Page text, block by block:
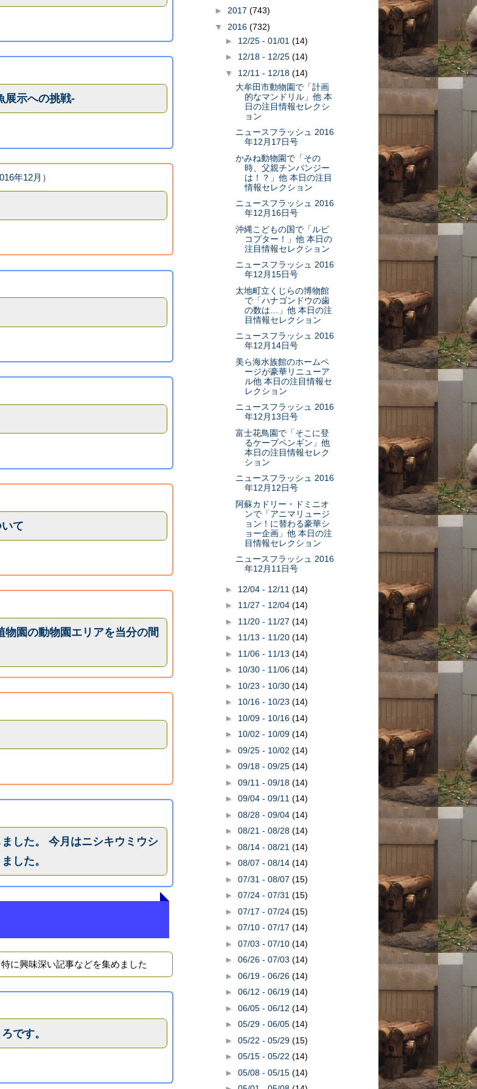
示への挑戦-
年12月）
て
園の動物園エリアを当分の間
した。 今月はニシキウミウシ
した。
に興味深い記事などを集めました
です。
► 2017 (743)
▼ 2016 (732)
► 12/25 - 01/01 (14)
► 12/18 - 12/25 (14)
▼ 12/11 - 12/18 (14)
大牟田市動物園で「計画
的なマンドリル」他 本
日の注目情報セレクシ
ョン
ニュースフラッシュ 2016
年12月17日号
かみね動物園で「その
時、父親チンパンジー
は！？」他 本日の注目
情報セレクション
ニュースフラッシュ 2016
年12月16日号
沖縄こどもの国で「ルビ
コプター！」他 本日の
注目情報セレクション
ニュースフラッシュ 2016
年12月15日号
太地町立くじらの博物館
で「ハナゴンドウの歯
の数は…」他 本日の注
目情報セレクション
ニュースフラッシュ 2016
年12月14日号
美ら海水族館のホームペ
ージが豪華リニューア
ル他 本日の注目情報セ
レクション
ニュースフラッシュ 2016
年12月13日号
富士花鳥園で「そこに登
るケープペンギン」他
本日の注目情報セレク
ション
ニュースフラッシュ 2016
年12月12日号
阿蘇カドリー・ドミニオ
ンで「アニマリュージ
ョン！に替わる豪華シ
ョー企画」他 本日の注
目情報セレクション
ニュースフラッシュ 2016
年12月11日号
► 12/04 - 12/11 (14)
► 11/27 - 12/04 (14)
► 11/20 - 11/27 (14)
► 11/13 - 11/20 (14)
► 11/06 - 11/13 (14)
► 10/30 - 11/06 (14)
► 10/23 - 10/30 (14)
► 10/16 - 10/23 (14)
► 10/09 - 10/16 (14)
► 10/02 - 10/09 (14)
► 09/25 - 10/02 (14)
► 09/18 - 09/25 (14)
► 09/11 - 09/18 (14)
► 09/04 - 09/11 (14)
► 08/28 - 09/04 (14)
► 08/21 - 08/28 (14)
► 08/14 - 08/21 (14)
► 08/07 - 08/14 (14)
► 07/31 - 08/07 (15)
► 07/24 - 07/31 (15)
► 07/17 - 07/24 (15)
► 07/10 - 07/17 (14)
► 07/03 - 07/10 (14)
► 06/26 - 07/03 (14)
► 06/19 - 06/26 (14)
► 06/12 - 06/19 (14)
► 06/05 - 06/12 (14)
► 05/29 - 06/05 (14)
► 05/22 - 05/29 (15)
► 05/15 - 05/22 (14)
► 05/08 - 05/15 (14)